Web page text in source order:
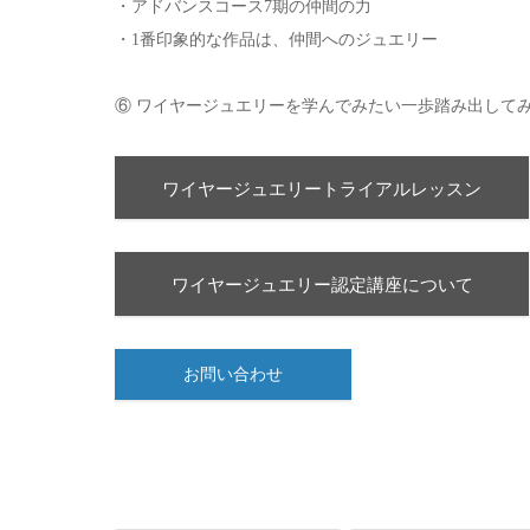
・アドバンスコース7期の仲間の力
・1番印象的な作品は、仲間へのジュエリー
⑥ ワイヤージュエリーを学んでみたい一歩踏み出して
ワイヤージュエリートライアルレッスン
ワイヤージュエリー認定講座について
お問い合わせ